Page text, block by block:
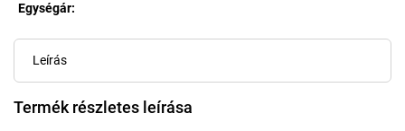
Egységár:
Leírás
Termék részletes leírása